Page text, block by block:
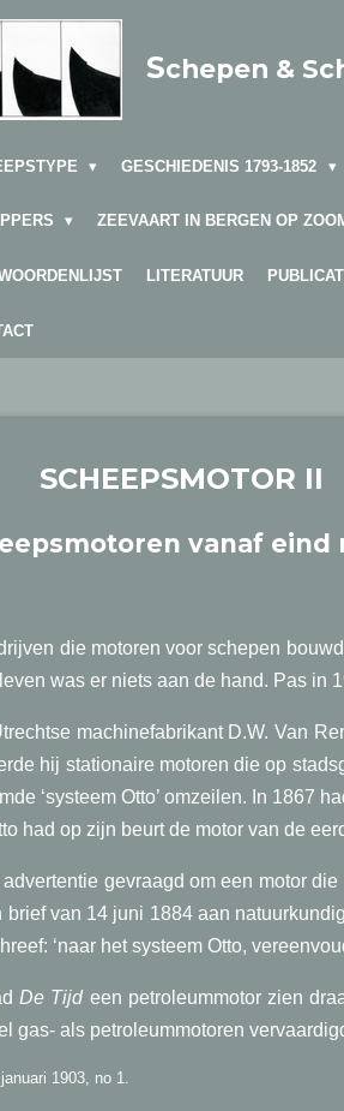
Schepen &
GESCHIEDENIS 1793-1852
ZEEVAART IN BERGEN OP
LITERATUUR
SCHEEPSMOTOR II
vanaf
die motoren voor schepen
was er niets aan de hand. Pas in
machinefabrikant D.W. Van
hij stationaire motoren die op
‘systeem Otto’ omzeilen. In 1867
had op zijn beurt de motor van de
gevraagd om een motor
van 14 juni 1884 aan
‘naar het systeem Otto,
De Tijdeen petroleummotor zien
gas- als petroleummotoren
1903, no 1.